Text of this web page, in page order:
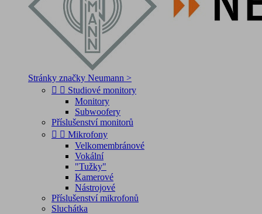
Stránky značky Neumann >
  Studiové monitory
Monitory
Subwoofery
Příslušenství monitorů
  Mikrofony
Velkomembránové
Vokální
"Tužky"
Kamerové
Nástrojové
Příslušenství mikrofonů
Sluchátka